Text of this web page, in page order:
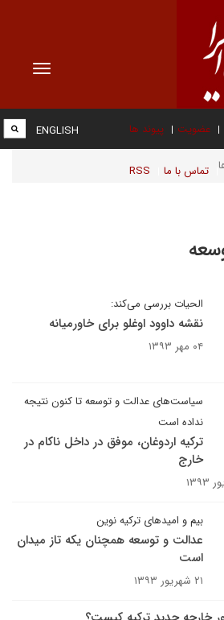
Toggle
عضویت پیوند ها
تماس با ما RSS
ENGLISH
الحیات بررسی می‌کند:
نقشه داوود اوغلو برای خاورمیانه
۰۴ مهر ۱۳۹۳
سیاست‌های عدالت و توسعه تا کنون نتیجه
نداده است
ترکیه اردوغان، موفق در داخل ناکام در
خارج
بیم و امیدهای ترکیه نوین
عدالت و توسعه همچنان یکه تاز میدان
است
۲۱ شهریور ۱۳۹۳